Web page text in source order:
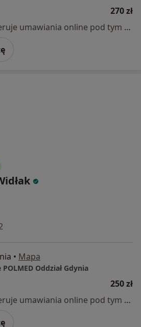
270 zł
Specjalista nie oferuje umawiania online pod tym adresem.
• Mapa
Oddział Gdynia
250 zł
Specjalista nie oferuje umawiania online pod tym adresem.